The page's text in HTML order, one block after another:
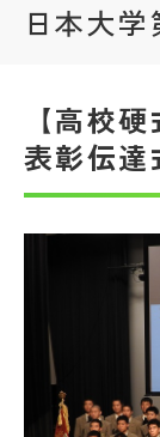
私学探検隊
説明会・イベ
よみもの
学校からのお
日本大
【高校
表彰伝達